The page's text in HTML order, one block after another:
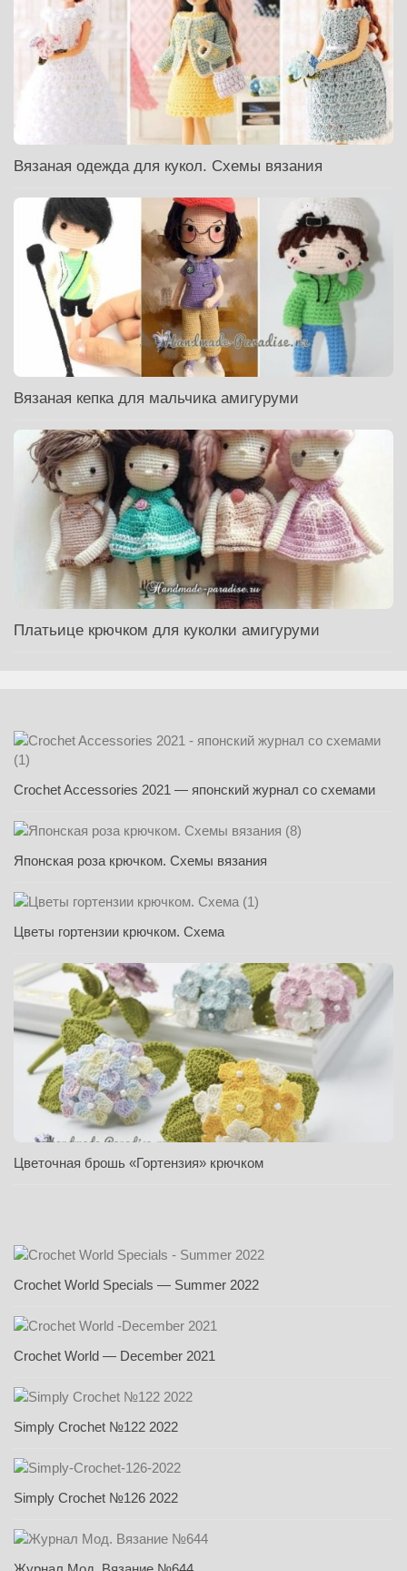
Вязаная одежда для кукол. Схемы вязания
Вязаная кепка для мальчика амигуруми
Платьице крючком для куколки амигуруми
Crochet Accessories 2021 — японский журнал со схемами
Японская роза крючком. Схемы вязания
Цветы гортензии крючком. Схема
Цветочная брошь «Гортензия» крючком
Crochet World Specials — Summer 2022
Crochet World — December 2021
Simply Crochet №122 2022
Simply Crochet №126 2022